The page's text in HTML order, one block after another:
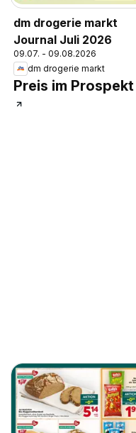
dm drogerie markt
Journal Juli 2026
09.07. - 09.08.2026
dm drogerie markt
Preis im Prospekt